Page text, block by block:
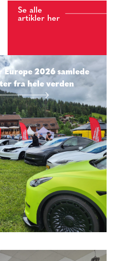
Se alle
artikler her
Europe 2026 samlede
fra hele verden